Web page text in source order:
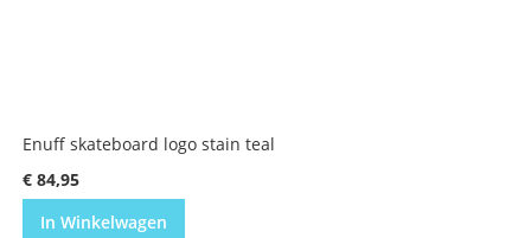
Enuff skateboard logo stain teal
€ 84,95
In Winkelwagen